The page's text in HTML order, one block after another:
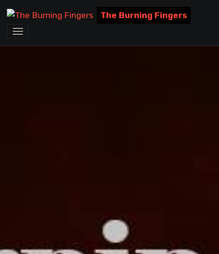
The Burning Fingers